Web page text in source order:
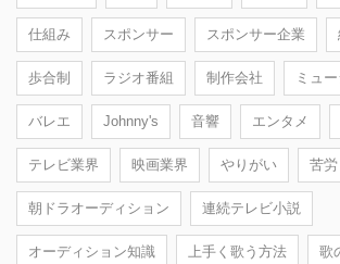
仕組み スポンサー スポンサー企業
歩合制 ラジオ番組 制作会社 ミュ
バレエ Johnny's 音響 エンタメ
テレビ業界 映画業界 やりがい 苦労
朝ドラオーディション 連続テレビ小説
オーディション知識 上手く歌う方法 歌